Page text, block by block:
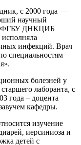
с 2000 года —
научный
ФГБУ ДНКЦИБ
инфекций. Врач
специальностям
болезней у
лаборанта, с
года – доцента
кафедры.
изучение
иерсиниоза и
детей с